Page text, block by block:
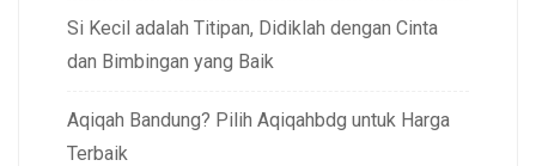
Si Kecil adalah Titipan, Didiklah dengan Cinta
dan Bimbingan yang Baik
Aqiqah Bandung? Pilih Aqiqahbdg untuk Harga
Terbaik